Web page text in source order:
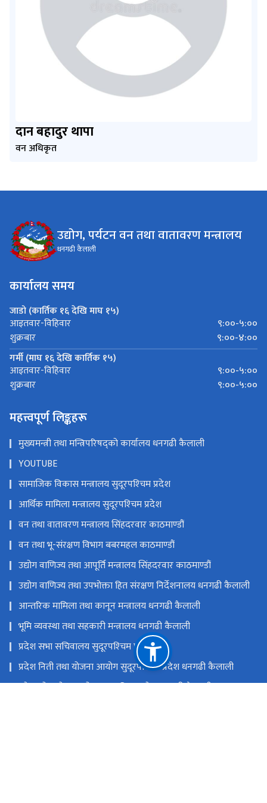
दान बहादुर थापा
वन अधिकृत
उद्योग, पर्यटन वन तथा वातावरण मन्त्रालय
धनगढी कैलाली
कार्यालय समय
जाडो (कार्तिक १६ देखि माघ १५)
आइतवार-विहिवार
९:००-५:००
शुक्रबार
९:००-४:००
गर्मी (माघ १६ देखि कार्तिक १५)
आइतवार-विहिवार
९:००-५:००
शुक्रबार
९:००-५:००
महत्त्वपूर्ण लिङ्कहरू
मुख्यमन्त्री तथा मन्त्रिपरिषद्को कार्यालय धनगढी कैलाली
YOUTUBE
सामाजिक विकास मन्त्रालय सुदूरपश्‍चिम प्रदेश
आर्थिक मामिला मन्त्रालय सुदूरपश्‍चिम प्रदेश
वन तथा वातावरण मन्त्रालय सिंहदरवार काठमाण्डौं
वन तथा भू-संरक्षण विभाग बबरमहल काठमाण्डौं
उद्योग वाणिज्य तथा आपूर्ति मन्त्रालय सिंहदरवार काठमाण्डौं
उद्योग वाणिज्य तथा उपभोक्ता हित संरक्षण निर्देशनालय धनगढी कैलाली
आन्तरिक मामिला तथा कानून मन्त्रालय धनगढी कैलाली
भूमि व्यवस्था तथा सहकारी मन्त्रालय धनगढी कैलाली
प्रदेश सभा सचिवालय सुदूरपश्‍चिम प्रदेश
प्रदेश निती तथा योजना आयोग सुदूरपश्‍चिम प्रदेश धनगढी कैलाली
प्रदेश लोक सेवा आयोग सुदूरपश्‍चिम प्रदेश धनगढी कैलाली